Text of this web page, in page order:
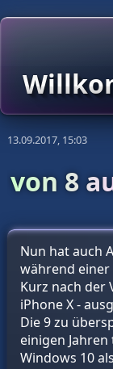
13.09.2017, 15:03
von 8
Nun hat auch
während einer
Kurz nach der
iPhone X -
Die 9 zu
einigen
Windows 10